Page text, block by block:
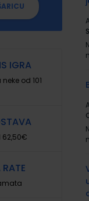
IGRA
od 101
62,50€